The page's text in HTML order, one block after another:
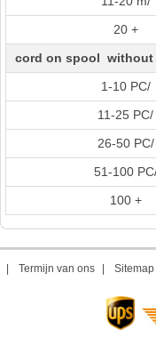
20 +
cord on spool without
1-10 PC/
11-25 PC/
26-50 PC/
51-100
100 +
Termijn van ons Sitemap